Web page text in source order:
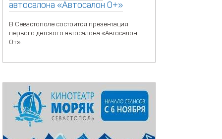
автосалона «Автосалон 0+»
В Севастополе состоится презентация
первого детского автосалона «Автосалон
0+».